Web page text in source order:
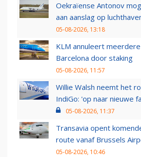
Oekraïense Antonov
aan aanslag op
05-08-2026, 13:18
KLM annuleert
Barcelona door staking
05-08-2026, 11:57
Willie Walsh neemt het
IndiGo: 'op naar nieuwe
05-08-2026, 11:37
Transavia opent
route vanaf Brussels
05-08-2026, 10:46